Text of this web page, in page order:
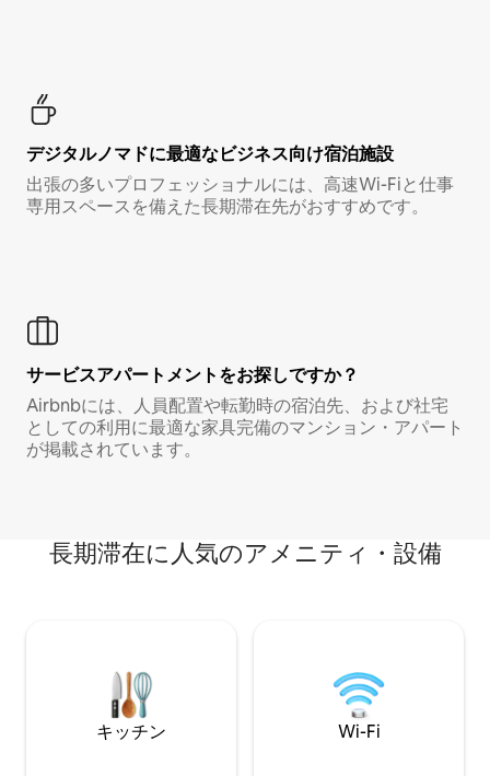
デジタルノマド⁠に最⁠適⁠なビ⁠ジ⁠ネ⁠ス⁠向⁠け宿⁠泊⁠施⁠設
出張の多いプロフェッショナルには、高速Wi-Fiと仕事
専用スペースを備えた長期滞在先がおすすめです。
サービスアパートメントをお探しですか？
Airbnbには、人員配置や転勤時の宿泊先、および社宅
としての利用に最適な家具完備のマンション・アパート
が掲載されています。
長期滞在に人気のアメニティ・設備
キッチン Wi-Fi